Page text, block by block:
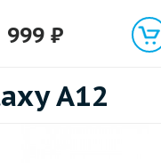
999 ₽
A12